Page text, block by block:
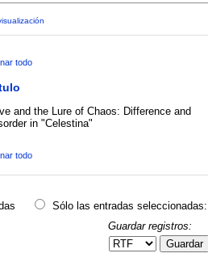
todo
and the Lure of Chaos: Difference and
in "Celestina"
todo
Sólo las entradas seleccionadas:
Guardar registros:
Guardar